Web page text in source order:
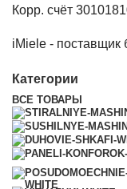
Корр. счёт
iMiele - поставщик
Категории
ВСЕ ТОВАРЫ